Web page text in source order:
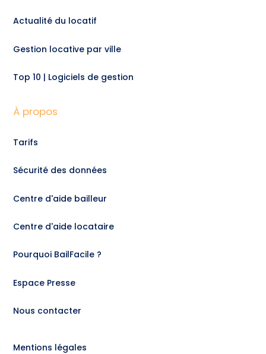
Actualité du locatif
Gestion locative par ville
Top 10 | Logiciels de gestion
À propos
Tarifs
Sécurité des données
Centre d'aide bailleur
Centre d'aide locataire
Pourquoi BailFacile ?
Espace Presse
Nous contacter
Mentions légales